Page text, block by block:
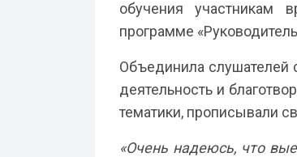
обучения участникам
программе
Объединила слушателей
деятельность и
тематики, прописывали
«Очень надеюсь, что